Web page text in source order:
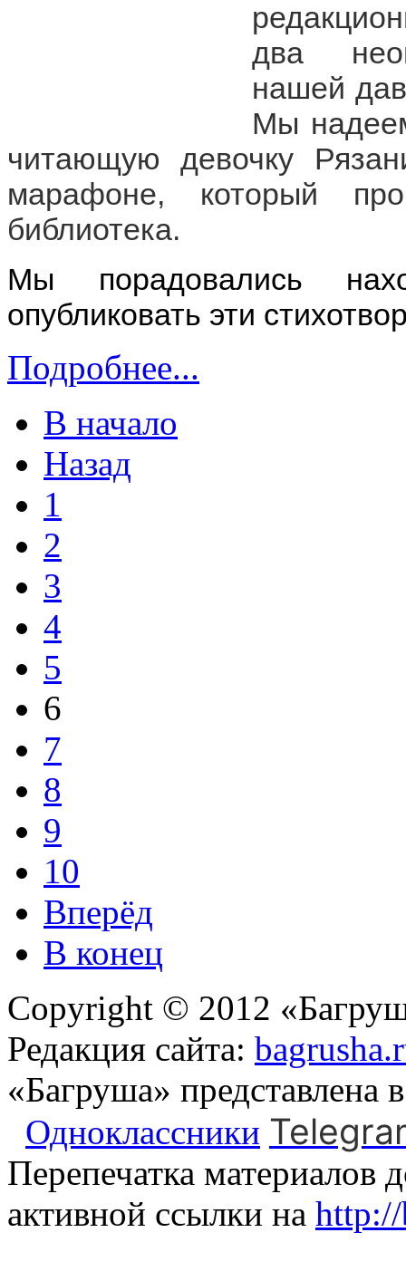
два
нашей
Мы
читающую девочку
марафоне, который
библиотека.
Мы порадовались
опубликовать эти
Подробнее...
В начало
Назад
1
2
3
4
5
6
7
8
9
10
Вперёд
В конец
Copyright © 2012
Редакция сайта:
«Багруша» представлена
Одноклассники
Перепечатка материалов
активной ссылки на http://